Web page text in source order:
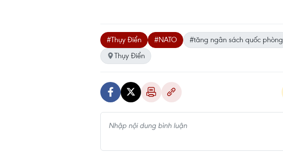
#Thụy Điển #NATO #tăng ngân sách quốc phòng
Thụy Điển